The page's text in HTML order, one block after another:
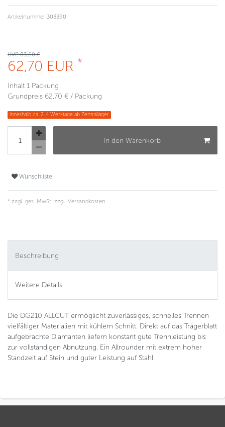
Artikelnummer 303390
UVP 83,60 €
62,70 EUR *
Inhalt 1 Packung
Grundpreis 62,70 € / Packung
innerhalb ca. 2-4 Werktage ab Zentrallager
In den Warenkorb
Wunschliste
* zzgl. ges. MwSt. zzgl. Versandkosten
Beschreibung
Weitere Details
Die DG210 ALLCUT ermöglicht zuverlässiges, schnelles Trennen
vielfältiger Materialien mit kühlem Schnitt. Direkt auf das Trägerblatt
aufgebrachte Diamanten liefern konstant gute Trennleistung bis
zur vollständigen Abnutzung. Ein Allrounder mit extrem hoher
Standzeit auf Stein und guter Leistung auf Stahl